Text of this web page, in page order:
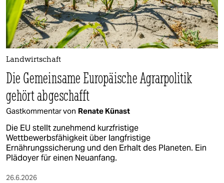
nord
wahrheit
verlag
veranstaltungen
shop
fragen & hilfe
unterstützen
Landwirtschaft
Die Gemeinsame Europäische Agrarpolitik
gehört abgeschafft
Gastkommentar von Renate Künast
Die EU stellt zunehmend kurzfristige
Wettbewerbsfähigkeit über langfristige
Ernährungssicherung und den Erhalt des Planeten. Ein
Plädoyer für einen Neuanfang.
26.6.2026